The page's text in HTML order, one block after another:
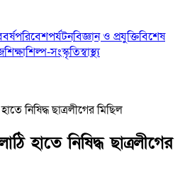
পরিবেশপর্যটনবিজ্ঞান ও প্রযুক্তিবিশেষ
শিক্ষাশিল্প-সংস্কৃতিস্বাস্থ্য
নিষিদ্ধ ছাত্রলীগের মিছিল
হাতে নিষিদ্ধ ছাত্রলীগের